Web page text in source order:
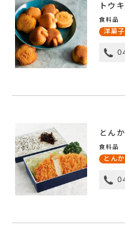
トウ
食料品
洋菓子
とん
食料品
とん